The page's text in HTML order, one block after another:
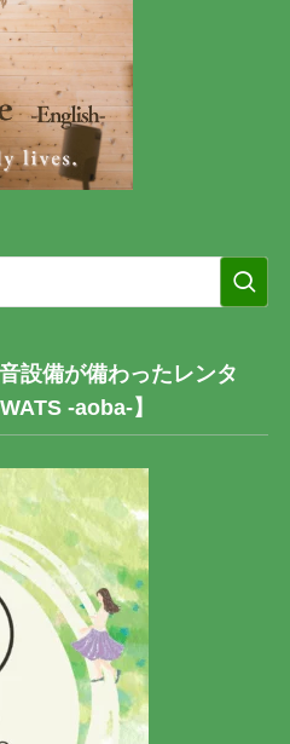
設備が備わったレンタ
-aoba-】